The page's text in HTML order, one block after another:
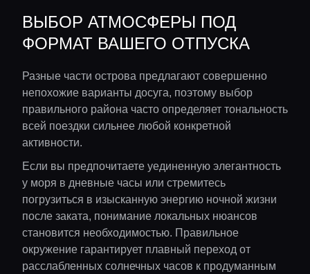
ВЫБОР АТМОСФЕРЫ ПОД
ФОРМАТ ВАШЕГО ОТПУСКА
Разные части острова предлагают совершенно
непохожие варианты досуга, поэтому выбор
правильного района часто определяет тональность
всей поездки сильнее любой конкретной
активности.
Если вы предпочитаете уединенную элегантность
у моря в дневные часы или стремитесь
погрузиться в изысканную энергию ночной жизни
после заката, понимание локальных нюансов
становится необходимостью. Правильное
окружение гарантирует плавный переход от
расслабленных солнечных часов к продуманным